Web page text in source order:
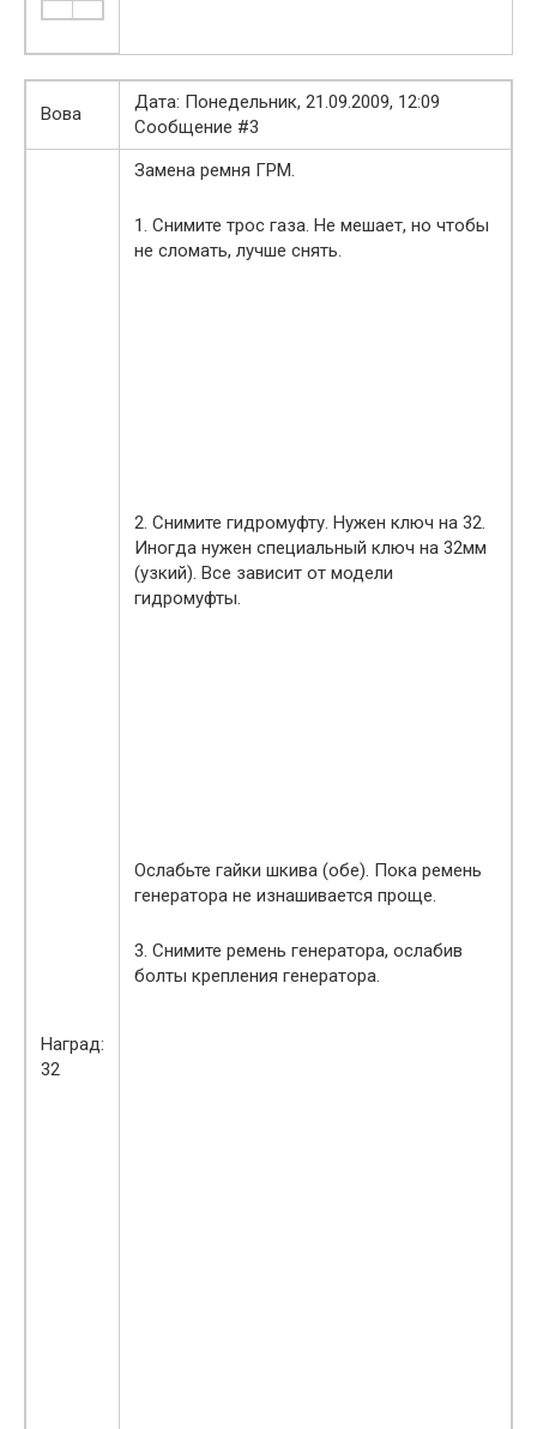
Вова
Дата: Понедельник, 21.09.2009, 12:09
Сообщение #3
Наград:
32
Замена ремня ГРМ.
1. Снимите трос газа. Не мешает, но чтобы
не сломать, лучше снять.
2. Снимите гидромуфту. Нужен ключ на 32.
Иногда нужен специальный ключ на 32мм
(узкий). Все зависит от модели
гидромуфты.
Ослабьте гайки шкива (обе). Пока ремень
генератора не изнашивается проще.
3. Снимите ремень генератора, ослабив
болты крепления генератора.